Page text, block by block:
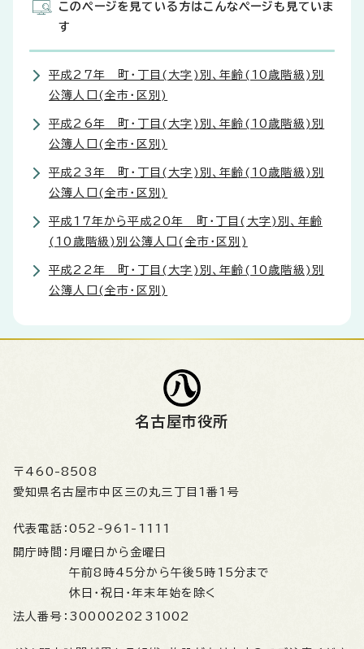
このページを見ている方はこんなページも見ていま
す
平成27年 町・丁目(大字)別、年齢(10歳階級)別
公簿人口(全市・区別)
平成26年 町・丁目(大字)別、年齢(10歳階級)別
公簿人口(全市・区別)
平成23年 町・丁目(大字)別、年齢(10歳階級)別
公簿人口(全市・区別)
平成17年から平成20年 町・丁目(大字)別、年齢
(10歳階級)別公簿人口(全市・区別)
平成22年 町・丁目(大字)別、年齢(10歳階級)別
公簿人口(全市・区別)
名古屋市役所
〒460-8508
愛知県名古屋市中区三の丸三丁目1番1号
代表電話： 052-961-1111
開庁時間： 月曜日から金曜日
午前8時45分から午後5時15分まで
休日・祝日・年末年始を除く
法人番号： 3000020231002